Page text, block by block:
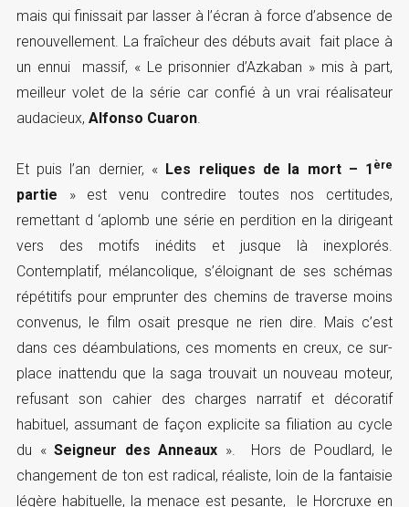
mais qui finissait par lasser à l’écran à force d’absence de
renouvellement. La fraîcheur des débuts avait fait place à
un ennui massif, « Le prisonnier d’Azkaban » mis à part,
meilleur volet de la série car confié à un vrai réalisateur
audacieux, Alfonso Cuaron.
Et puis l’an dernier, « Les reliques de la mort – 1 ère
partie » est venu contredire toutes nos certitudes,
remettant d ‘aplomb une série en perdition en la dirigeant
vers des motifs inédits et jusque là inexplorés.
Contemplatif, mélancolique, s’éloignant de ses schémas
répétitifs pour emprunter des chemins de traverse moins
convenus, le film osait presque ne rien dire. Mais c’est
dans ces déambulations, ces moments en creux, ce sur-
place inattendu que la saga trouvait un nouveau moteur,
refusant son cahier des charges narratif et décoratif
habituel, assumant de façon explicite sa filiation au cycle
du «Seigneur des Anneaux ». Hors de Poudlard, le
changement de ton est radical, réaliste, loin de la fantaisie
légère habituelle, la menace est pesante, le Horcruxe en